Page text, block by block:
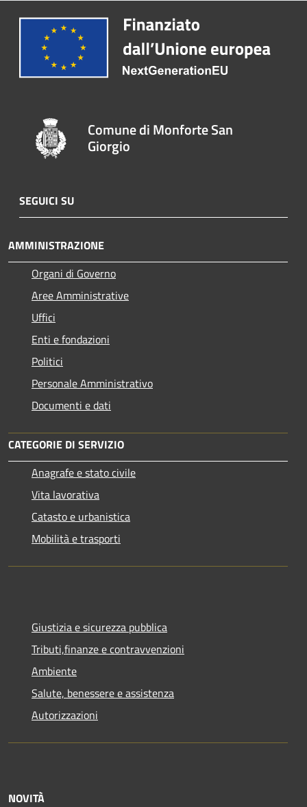
Comune di Monforte San
Giorgio
SEGUICI SU
AMMINISTRAZIONE
Organi di Governo
Aree Amministrative
Uffici
Enti e fondazioni
Politici
Personale Amministrativo
Documenti e dati
CATEGORIE DI SERVIZIO
Anagrafe e stato civile
Vita lavorativa
Catasto e urbanistica
Mobilità e trasporti
Giustizia e sicurezza pubblica
Tributi,finanze e contravvenzioni
Ambiente
Salute, benessere e assistenza
Autorizzazioni
NOVITÀ